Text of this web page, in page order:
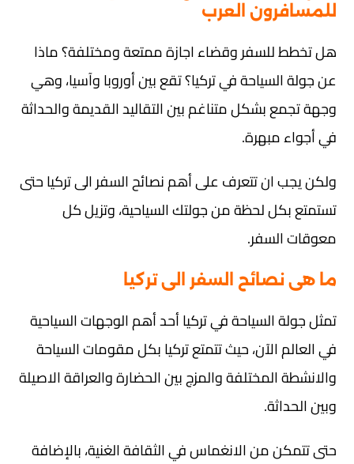
للمسافرون العرب
هل تخطط للسفر وقضاء اجازة ممتعة ومختلفة؟ ماذا
عن جولة السياحة في تركيا؟ تقع بين أوروبا وآسيا، وهي
وجهة تجمع بشكل متناغم بين التقاليد القديمة والحداثة
في أجواء مبهرة.
ولكن يجب ان تتعرف على أهم نصائح السفر الى تركيا حتى
تستمتع بكل لحظة من جولتك السياحية، وتزيل كل
معوقات السفر.
ما هى نصائح السفر الى تركيا
تمثل جولة السياحة في تركيا أحد أهم الوجهات السياحية
في العالم الآن، حيث تتمتع تركيا بكل مقومات السياحة
والانشطة المختلفة والمزج بين الحضارة والعراقة الاصيلة
وبين الحداثة.
حتى تتمكن من الانغماس في الثقافة الغنية، بالإضافة